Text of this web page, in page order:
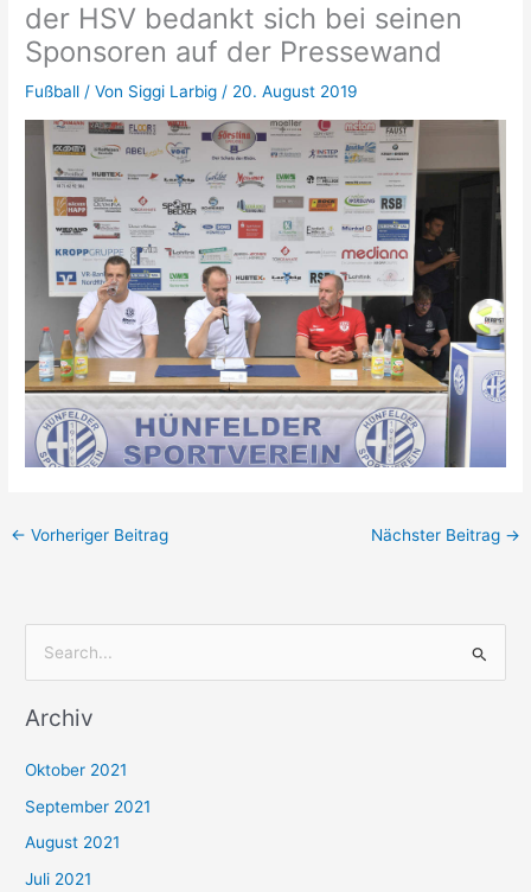
der HSV bedankt sich bei seinen
Sponsoren auf der Pressewand
Fußball / Von Siggi Larbig/ 20. August 2019
← Vorheriger Beitrag Nächster Beitrag →
c
n
n
a
Archiv
Oktober 2021
September 2021
August 2021
Juli 2021